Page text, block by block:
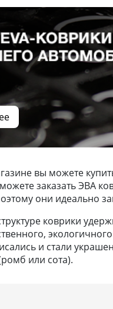
вы можете
можете заказать ЭВА
они идеально
коврики
и стали
или сота).